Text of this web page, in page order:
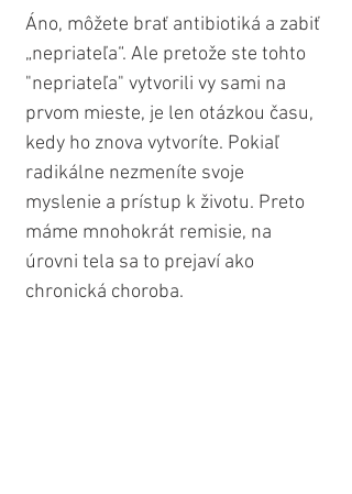
Áno, môžete brať antibiotiká a zabiť
„nepriateľa“. Ale pretože ste tohto
"nepriateľa" vytvorili vy sami na
prvom mieste, je len otázkou času,
kedy ho znova vytvoríte. Pokiaľ
radikálne nezmeníte svoje
myslenie a prístup k životu. Preto
máme mnohokrát remisie, na
úrovni tela sa to prejaví ako
chronická choroba.